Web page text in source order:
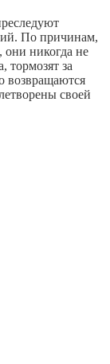
По причинам,
они никогда не
тормозят за
возвращаются
своей